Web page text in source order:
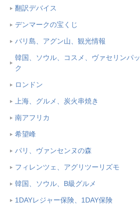
翻訳デバイス
デンマークの宝くじ
バリ島、アグン山、観光情報
韓国、ソウル、コスメ、ヴァセリンパッ
ク
ロンドン
上海、グルメ、炭火串焼き
南アフリカ
希望峰
パリ、ヴァンセンヌの森
フィレンツェ、アグリツーリズモ
韓国、ソウル、B級グルメ
1DAYレジャー保険、1DAY保険